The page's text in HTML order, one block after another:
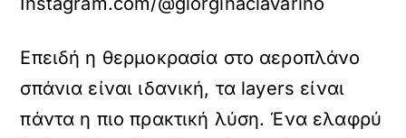
Επειδή η θερμοκρασία στο αεροπλάνο
σπάνια είναι ιδανική, τα layers είναι
πάντα η πιο πρακτική λύση. Ένα ελαφρύ